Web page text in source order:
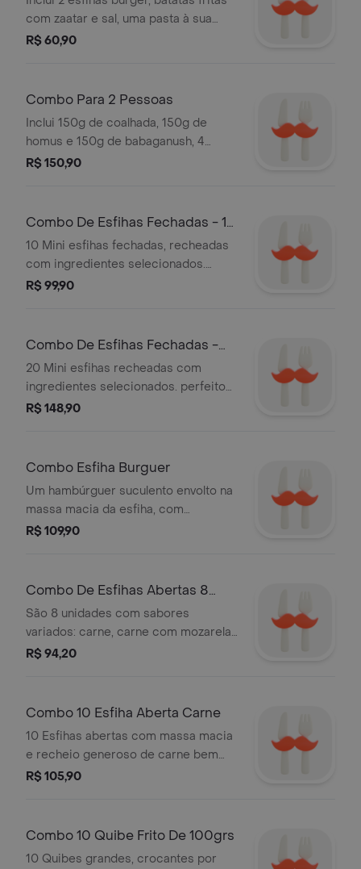
com zaatar e sal, uma pasta à sua
escolha e uma lata de refrigerante.
de sabor. serve 1 pessoa
R$ 60,90
Combo Para 2 Pessoas
Inclui 150g de coalhada, 150g de
homus e 150g de babaganush, 4
esfihas fechadas, 2 esfihas abertas e
aproveitar juntos. serve 2 pessoas
R$ 150,90
Combo De Esfihas Fechadas - 10
Unidades
10 Mini esfihas fechadas, recheadas
com ingredientes selecionados.
perfeito pra dividir ou matar a fome
R$ 99,90
Combo De Esfihas Fechadas -
20 Unidades
20 Mini esfihas recheadas com
ingredientes selecionados. perfeito
para compartilhar com amigos ou
R$ 148,90
Combo Esfiha Burguer
Um hambúrguer suculento envolto na
massa macia da esfiha, com
cobertura de mozarela derretida. uma
sair do comum.
R$ 109,90
Combo De Esfihas Abertas 8
Unidades
São 8 unidades com sabores
variados: carne, carne com mozarela,
só mozarela e zaatar. preparadas com
um pouco de tudo. serve 3 pessoas
R$ 94,20
Combo 10 Esfiha Aberta Carne
10 Esfihas abertas com massa macia
e recheio generoso de carne bem
temperada. perfeito pra dividir ou
R$ 105,90
Combo 10 Quibe Frito De 100grs
10 Quibes grandes, crocantes por